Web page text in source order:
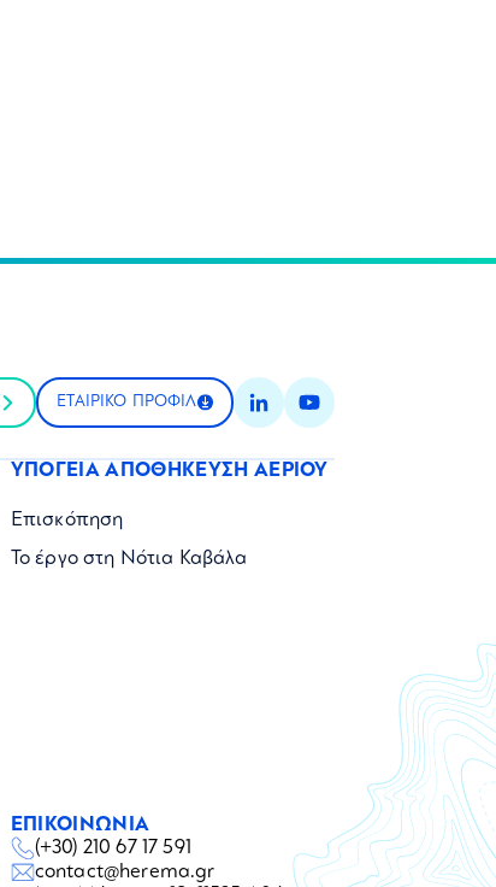
ΕΤΑΙΡΙΚΟ ΠΡΟΦΙΛ
ΥΠΟΓΕΙΑ ΑΠΟΘΗΚΕΥΣΗ ΑΕΡΙΟΥ
Επισκόπηση
Το έργο στη Νότια Καβάλα
ΕΠΙΚΟΙΝΩΝΙΑ
(+30) 210 67 17 591
contact@herema.gr